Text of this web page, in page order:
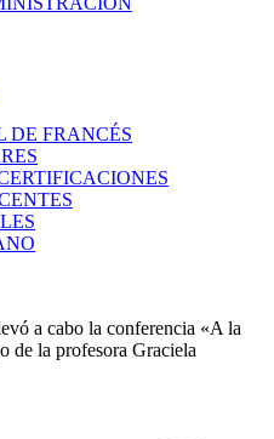
DE FRANCÉS
a cabo la conferencia «A la
de la profesora Graciela